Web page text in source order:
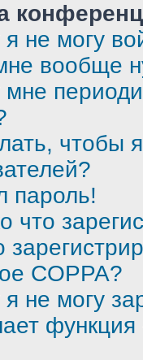
не могу
вообще
чтобы
пароль!
что
COPPA?
не могу